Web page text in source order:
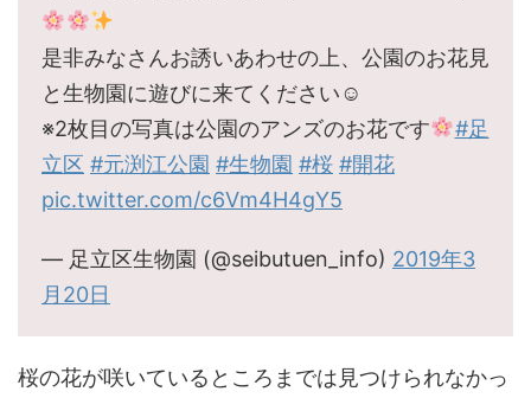
是非みなさんお誘いあわせの上、公園のお花見
と生物園に遊びに来てください☺
※2枚目の写真は公園のアンズのお花です
#足
立区 #元渕江公園 #生物園 #桜 #開花
pic.twitter.com/c6Vm4H4gY5
— 足立区生物園 (@seibutuen_info) 2019年3
月20日
桜の花が咲いているところまでは見つけられなかっ